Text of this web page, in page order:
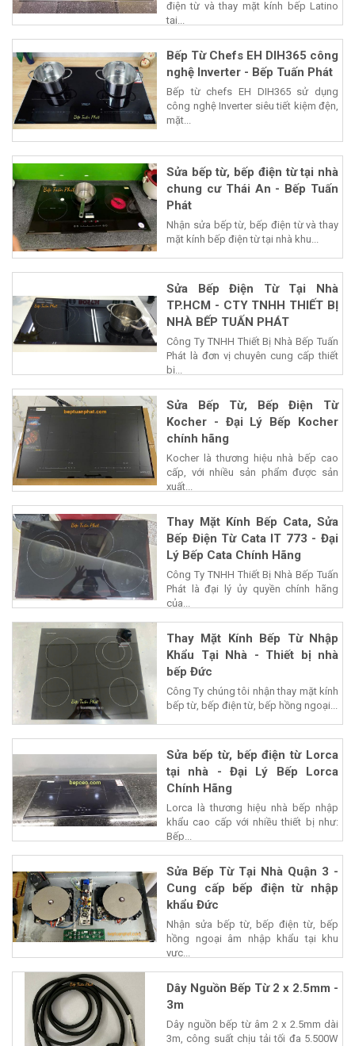
điện từ và thay mặt kính bếp Latino
tại...
Bếp Từ Chefs EH DIH365 công
nghệ Inverter - Bếp Tuấn Phát
Bếp từ chefs EH DIH365 sử dụng
công nghệ Inverter siêu tiết kiệm đện,
mặt...
Sửa bếp từ, bếp điện từ tại nhà
chung cư Thái An - Bếp Tuấn
Phát
Nhận sửa bếp từ, bếp điện từ và thay
mặt kính bếp điện từ tại nhà khu...
Sửa Bếp Điện Từ Tại Nhà
TP.HCM - CTY TNHH THIẾT BỊ
NHÀ BẾP TUẤN PHÁT
Công Ty TNHH Thiết Bị Nhà Bếp Tuấn
Phát là đơn vị chuyên cung cấp thiết
bị...
Sửa Bếp Từ, Bếp Điện Từ
Kocher - Đại Lý Bếp Kocher
chính hãng
Kocher là thương hiệu nhà bếp cao
cấp, với nhiều sản phẩm được sản
xuất...
Thay Mặt Kính Bếp Cata, Sửa
Bếp Điện Từ Cata IT 773 - Đại
Lý Bếp Cata Chính Hãng
Công Ty TNHH Thiết Bị Nhà Bếp Tuấn
Phát là đại lý ủy quyền chính hãng
của...
Thay Mặt Kính Bếp Từ Nhập
Khẩu Tại Nhà - Thiết bị nhà
bếp Đức
Công Ty chúng tôi nhận thay mặt kính
bếp từ, bếp điện từ, bếp hồng ngoại...
Sửa bếp từ, bếp điện từ Lorca
tại nhà - Đại Lý Bếp Lorca
Chính Hãng
Lorca là thương hiệu nhà bếp nhập
khẩu cao cấp với nhiều thiết bị như:
Bếp...
Sửa Bếp Từ Tại Nhà Quận 3 -
Cung cấp bếp điện từ nhập
khẩu Đức
Nhận sửa bếp từ, bếp điện từ, bếp
hồng ngoại âm nhập khẩu tại khu
vực...
Dây Nguồn Bếp Từ 2 x 2.5mm -
3m
Dây nguồn bếp từ âm 2 x 2.5mm dài
3m, công suất chịu tải tối đa 5.500W